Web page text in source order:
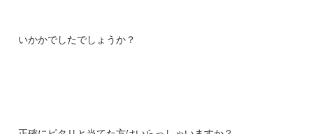
いかかでしたでしょうか？